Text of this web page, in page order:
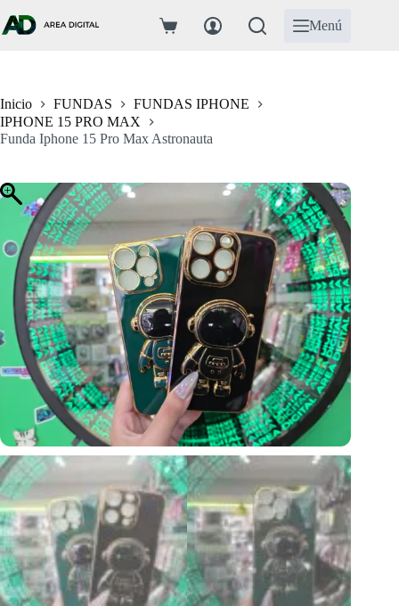
al
contenido
Carro
Menú
Inicio FUNDAS
FUNDAS IPHONE
IPHONE 15 PRO MAX
Funda Iphone 15 Pro Max Astronauta